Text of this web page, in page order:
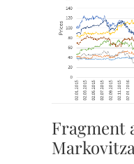
Fragment
Markovitza